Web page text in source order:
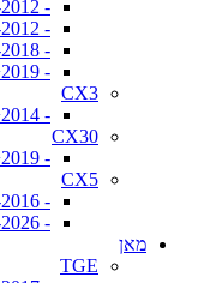
- 2008-2012
- 2008-2012 (5 דלתות)
- 2013-2018
- 2019+
CX3
- 2014+
CX30
- 2019+
CX5
- 2012-2016
- 2017-2026
מאן
TGE